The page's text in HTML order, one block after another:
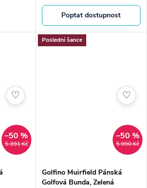
Poptat dostupnost
5 391 Kč
–50 %
♡
Poslední šance
5 990 Kč
–50 %
Golfino Muirfield Pánská
Golfová Bunda, Zelená
♡